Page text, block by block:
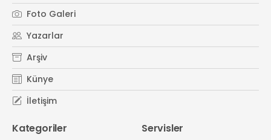
Foto Galeri
Yazarlar
Arşiv
Künye
İletişim
Kategoriler Servisler